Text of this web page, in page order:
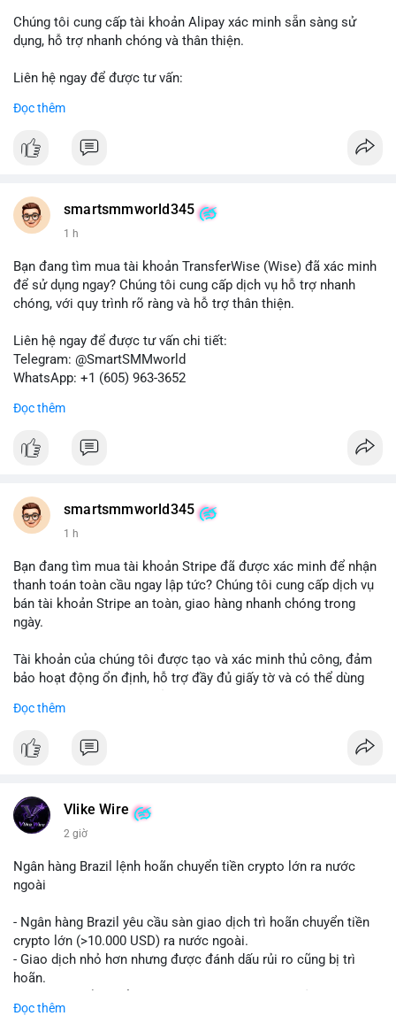
Chúng tôi cung cấp tài khoản Alipay xác minh sẵn sàng sử
dụng, hỗ trợ nhanh chóng và thân thiện.
Liên hệ ngay để được tư vấn:
WhatsApp: +1 (605) 963-3652
#buyverifiedalipayaccounts
Đọc thêm
smartsmmworld345
1 h
Bạn đang tìm mua tài khoản TransferWise (Wise) đã xác minh
để sử dụng ngay? Chúng tôi cung cấp dịch vụ hỗ trợ nhanh
chóng, với quy trình rõ ràng và hỗ trợ thân thiện.
Liên hệ ngay để được tư vấn chi tiết:
Telegram: @SmartSMMworld
WhatsApp: +1 (605) 963-3652
Lưu ý: Việc mua bán tài khoản có thể vi phạm điều khoản dịch
Đọc thêm
smartsmmworld345
1 h
Bạn đang tìm mua tài khoản Stripe đã được xác minh để nhận
thanh toán toàn cầu ngay lập tức? Chúng tôi cung cấp dịch vụ
bán tài khoản Stripe an toàn, giao hàng nhanh chóng trong
ngày.
Tài khoản của chúng tôi được tạo và xác minh thủ công, đảm
bảo hoạt động ổn định, hỗ trợ đầy đủ giấy tờ và có thể dùng
Telegram: @SmartSMMworld
#buyverifiedstripeaccounts
Đọc thêm
Vlike Wire
2 giờ
Ngân hàng Brazil lệnh hoãn chuyển tiền crypto lớn ra nước
ngoài
- Ngân hàng Brazil yêu cầu sàn giao dịch trì hoãn chuyển tiền
crypto lớn (>10.000 USD) ra nước ngoài.
- Giao dịch nhỏ hơn nhưng được đánh dấu rủi ro cũng bị trì
hoãn.
Đọc thêm